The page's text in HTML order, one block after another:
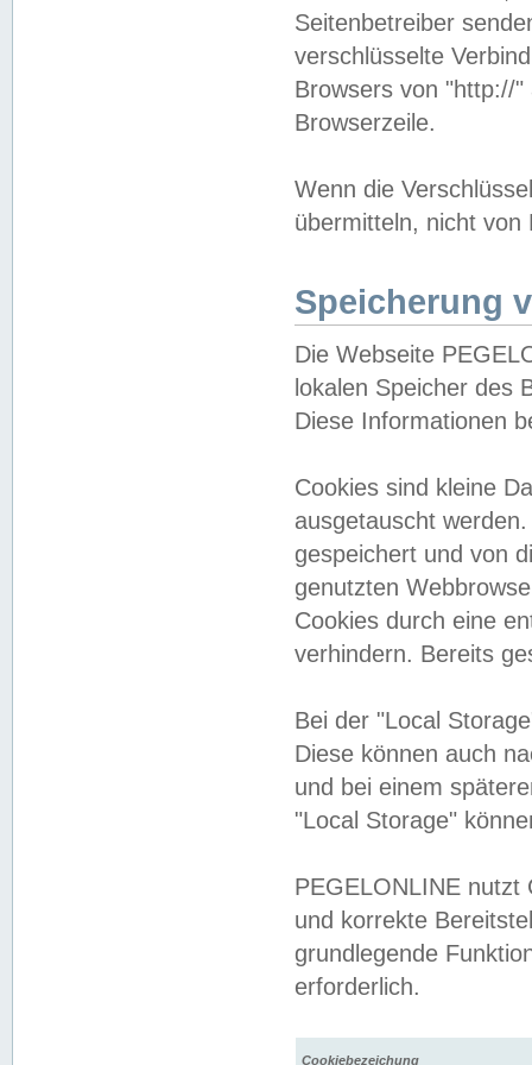
Seitenbetreiber
verschlüsselte
Browsers von "http://
Browserzeile.
Wenn die
übermitteln, nicht von
Speicherung
Die Webseite
lokalen Speicher des
Diese Informationen
Cookies sind kleine
ausgetauscht
gespeichert und von
genutzten
Cookies durch eine
verhindern. Bereits
Bei der "Local
Diese können auch
und bei einem
"Local Storage"
PEGELONLINE nutzt
und korrekte
grundlegende
erforderlich.
Cookiebezeichung